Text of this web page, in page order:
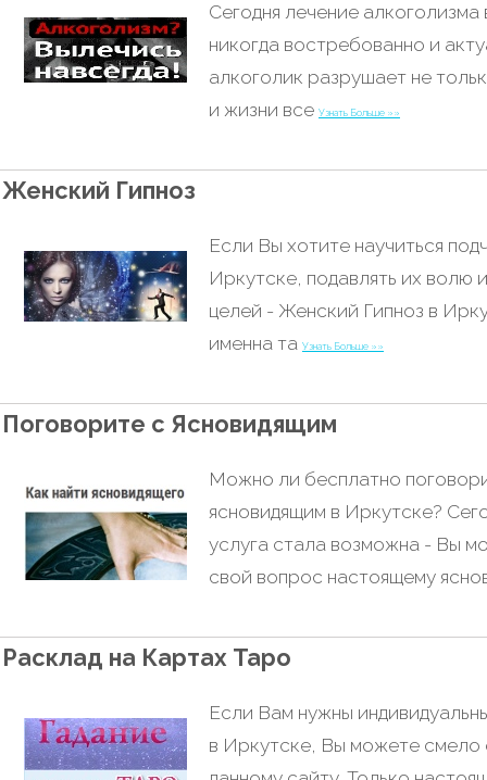
Сегодня лечение
никогда востребованно и
алкоголик разрушает не
и жизни все Узнать Больше »»
Женский Гипноз
Если Вы хотите научиться
Иркутске, подавлять их волю
целей - Женский Гипноз в
именна та Узнать Больше »»
Поговорите с Ясновидящим
Можно ли бесплатно
ясновидящим в Иркутске?
услуга стала возможна - Вы
свой вопрос настоящему
Расклад на Картах Таро
Если Вам нужны
в Иркутске, Вы можете смело